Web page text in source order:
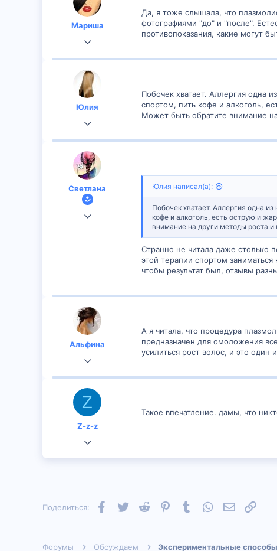
Мариша
6 Ноя 2019
69
Да, я тоже слышала, что
фотографиями "до" и "после".
противопоказания, какие могут
Юлия
10 Ноя 2019
57
Побочек хватает. Аллергия одна
спортом, пить кофе и алкоголь,
Может быть обратите внимание
Светлана
8 Ноя 2019
Юлия написал(а):
Побочек хватает. Аллергия одна
кофе и алкоголь, есть острую и
внимание на други методы роста и
Странно не читала даже столько
этой терапии спортом
чтобы результат был, отзывы
Альфина
6 Ноя 2019
92
А я читала, что процедура
предназначен для омоложения
усилиться рост волос, и это
Z
Z-z-z
9 Окт 2020
13
Такое впечатление. дамы, что
Поделиться: Facebook
TwitterReddit PinterestTumblrWhatsApp
Форумы Обсуждаем Экспериментальные